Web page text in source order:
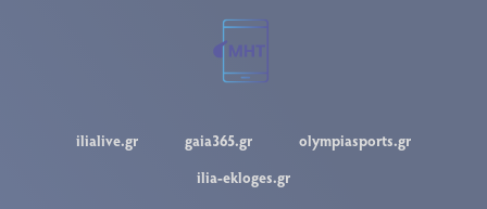
ilialive.gr gaia365.gr
olympiasports.gr
ilia-ekloges.gr